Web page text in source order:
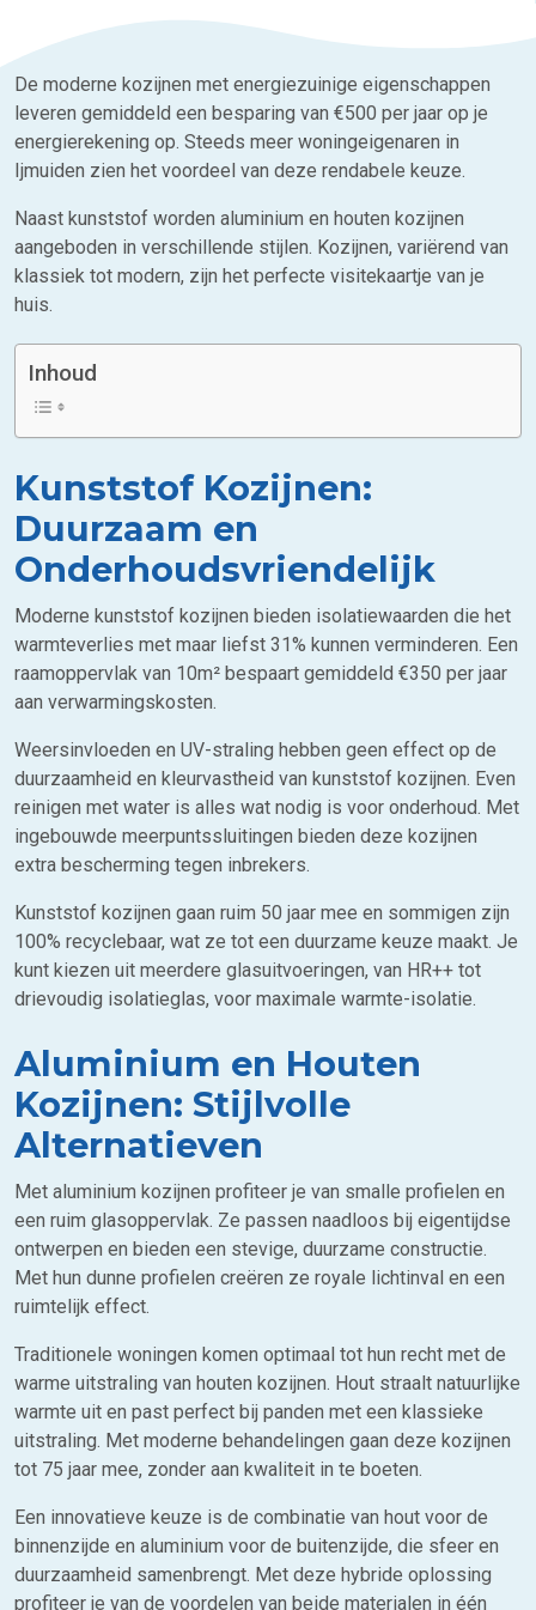
De moderne kozijnen met energiezuinige eigenschappen
leveren gemiddeld een besparing van €500 per jaar op je
energierekening op. Steeds meer woningeigenaren in
Ijmuiden zien het voordeel van deze rendabele keuze.
Naast kunststof worden aluminium en houten kozijnen
aangeboden in verschillende stijlen. Kozijnen, variërend van
klassiek tot modern, zijn het perfecte visitekaartje van je
huis.
Inhoud
Kunststof Kozijnen:
Duurzaam en
Onderhoudsvriendelijk
Moderne kunststof kozijnen bieden isolatiewaarden die het
warmteverlies met maar liefst 31% kunnen verminderen. Een
raamoppervlak van 10m² bespaart gemiddeld €350 per jaar
aan verwarmingskosten.
Weersinvloeden en UV-straling hebben geen effect op de
duurzaamheid en kleurvastheid van kunststof kozijnen. Even
reinigen met water is alles wat nodig is voor onderhoud. Met
ingebouwde meerpuntssluitingen bieden deze kozijnen
extra bescherming tegen inbrekers.
Kunststof kozijnen gaan ruim 50 jaar mee en sommigen zijn
100% recyclebaar, wat ze tot een duurzame keuze maakt. Je
kunt kiezen uit meerdere glasuitvoeringen, van HR++ tot
drievoudig isolatieglas, voor maximale warmte-isolatie.
Aluminium en Houten
Kozijnen: Stijlvolle
Alternatieven
Met aluminium kozijnen profiteer je van smalle profielen en
een ruim glasoppervlak. Ze passen naadloos bij eigentijdse
ontwerpen en bieden een stevige, duurzame constructie.
Met hun dunne profielen creëren ze royale lichtinval en een
ruimtelijk effect.
Traditionele woningen komen optimaal tot hun recht met de
warme uitstraling van houten kozijnen. Hout straalt natuurlijke
warmte uit en past perfect bij panden met een klassieke
uitstraling. Met moderne behandelingen gaan deze kozijnen
tot 75 jaar mee, zonder aan kwaliteit in te boeten.
Een innovatieve keuze is de combinatie van hout voor de
binnenzijde en aluminium voor de buitenzijde, die sfeer en
duurzaamheid samenbrengt. Met deze hybride oplossing
profiteer je van de voordelen van beide materialen in één